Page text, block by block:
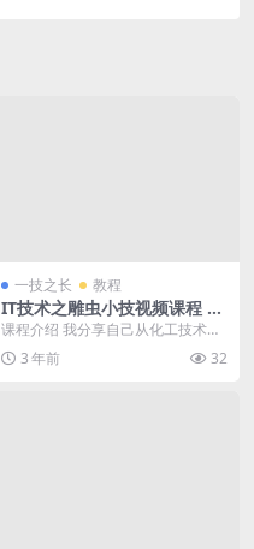
一技之长 教程
IT技术之雕虫小技视频课程 精
选集
课程介绍 我分享自己从化工技术员
改行从事IT职业教育，其中有经历
过的迷茫和彷徨，...
3 年前 32